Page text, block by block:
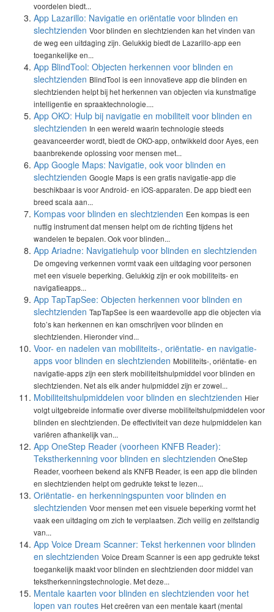
voordelen biedt...
App Lazarillo: Navigatie en oriëntatie voor blinden en
slechtzienden Voor blinden en slechtzienden kan het vinden van
de weg een uitdaging zijn. Gelukkig biedt de Lazarillo-app een
toegankelijke en...
App BlindTool: Objecten herkennen voor blinden en
slechtzienden BlindTool is een innovatieve app die blinden en
slechtzienden helpt bij het herkennen van objecten via kunstmatige
intelligentie en spraaktechnologie....
App OKO: Hulp bij navigatie en mobiliteit voor blinden en
slechtzienden In een wereld waarin technologie steeds
geavanceerder wordt, biedt de OKO-app, ontwikkeld door Ayes, een
baanbrekende oplossing voor mensen met...
App Google Maps: Navigatie, ook voor blinden en
slechtzienden Google Maps is een gratis navigatie-app die
beschikbaar is voor Android- en iOS-apparaten. De app biedt een
breed scala aan...
Kompas voor blinden en slechtzienden Een kompas is een
nuttig instrument dat mensen helpt om de richting tijdens het
wandelen te bepalen. Ook voor blinden...
App Ariadne: Navigatiehulp voor blinden en slechtzienden
De omgeving verkennen vormt vaak een uitdaging voor personen
met een visuele beperking. Gelukkig zijn er ook mobiliteits- en
navigatieapps...
App TapTapSee: Objecten herkennen voor blinden en
slechtzienden TapTapSee is een waardevolle app die objecten via
foto’s kan herkennen en kan omschrijven voor blinden en
slechtzienden. Hieronder vind...
Voor- en nadelen van mobiliteits-, oriëntatie- en navigatie-
apps voor blinden en slechtzienden Mobiliteits-, oriëntatie- en
navigatie-apps zijn een sterk mobiliteitshulpmiddel voor blinden en
slechtzienden. Net als elk ander hulpmiddel zijn er zowel...
Mobiliteitshulpmiddelen voor blinden en slechtzienden Hier
volgt uitgebreide informatie over diverse mobiliteitshulpmiddelen voor
blinden en slechtzienden. De effectiviteit van deze hulpmiddelen kan
variëren afhankelijk van...
App OneStep Reader (voorheen KNFB Reader):
Tekstherkenning voor blinden en slechtzienden OneStep
Reader, voorheen bekend als KNFB Reader, is een app die blinden
en slechtzienden helpt om gedrukte tekst te lezen...
Oriëntatie- en herkenningspunten voor blinden en
slechtzienden Voor mensen met een visuele beperking vormt het
vaak een uitdaging om zich te verplaatsen. Zich veilig en zelfstandig
van...
App Voice Dream Scanner: Tekst herkennen voor blinden
en slechtzienden Voice Dream Scanner is een app gedrukte tekst
toegankelijk maakt voor blinden en slechtzienden door middel van
tekstherkenningstechnologie. Met deze...
Mentale kaarten voor blinden en slechtzienden voor het
lopen van routes Het creëren van een mentale kaart (mental